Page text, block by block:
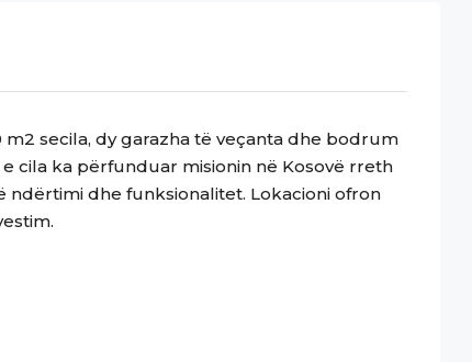
secila, dy garazha të veçanta dhe bodrum
cila ka përfunduar misionin në Kosovë rreth
ndërtimi dhe funksionalitet. Lokacioni ofron